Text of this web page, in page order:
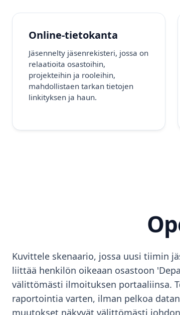
Online-tietokanta
Jäsennelty jäsenrekisteri, jossa on
relaatioita osastoihin,
projekteihin ja rooleihin,
mahdollistaen tarkan tietojen
linkityksen ja haun.
Kuvittele skenaario, jossa uusi tiimin
liittää henkilön oikeaan osastoon
välittömästi ilmoituksen portaaliinsa.
raportointia varten, ilman pelkoa
muutokset näkyvät välittömästi